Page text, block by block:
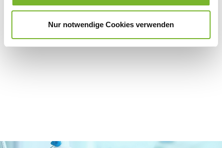
Nur notwendige Cookies verwenden
Für weitere Informationen wenden Sie sich bitte direkt an den jeweiligen
Anbieter.